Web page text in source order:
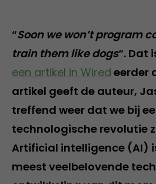
“Soon we won’t program
train them like dogs“. Dat
een artikel in Wired eerder
artikel geeft de auteur,
treffend weer dat we bij
technologische revolutie
Artificial intelligence (AI)
meest veelbelovende